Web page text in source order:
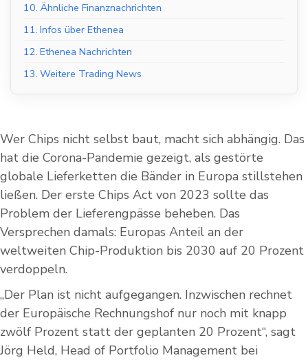
10. Ähnliche Finanznachrichten
11. Infos über Ethenea
12. Ethenea Nachrichten
13. Weitere Trading News
Wer Chips nicht selbst baut, macht sich abhängig. Das
hat die Corona-Pandemie gezeigt, als gestörte
globale Lieferketten die Bänder in Europa stillstehen
ließen. Der erste Chips Act von 2023 sollte das
Problem der Lieferengpässe beheben. Das
Versprechen damals: Europas Anteil an der
weltweiten Chip-Produktion bis 2030 auf 20 Prozent
verdoppeln.
„Der Plan ist nicht aufgegangen. Inzwischen rechnet
der Europäische Rechnungshof nur noch mit knapp
zwölf Prozent statt der geplanten 20 Prozent“, sagt
Jörg Held, Head of Portfolio Management bei